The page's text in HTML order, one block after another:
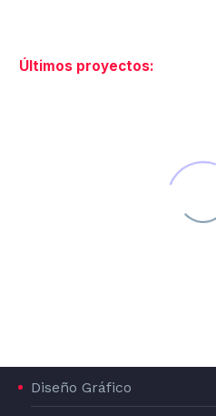
Últimos proyectos:
Diseño Gráfico